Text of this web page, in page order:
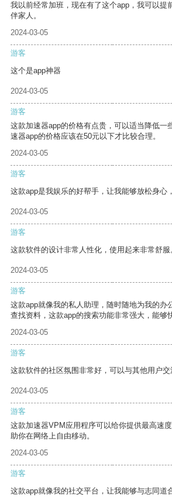
我以前经常加班，现在有了这个app，我可以提
伴家人。
2024-03-05
游客
这个是app神器
2024-03-05
游客
这款加速器app的价格有点贵，可以适当降低一
速器app的价格应该在50元以下才比较合理。
2024-03-05
游客
这款app是我娱乐的好帮手，让我能够放松身心
2024-03-05
游客
这款软件的设计非常人性化，使用起来非常舒服
2024-03-05
游客
这款app就像我的私人助理，随时随地为我的办
查找资料，这款app的搜索功能非常强大，能够
2024-03-05
游客
这款软件的社区氛围非常好，可以与其他用户交
2024-03-05
游客
这款加速器VPM应用程序可以给你提供最高速
助你在网络上自由移动。
2024-03-05
游客
这款app就像我的社交平台，让我能够与志同道